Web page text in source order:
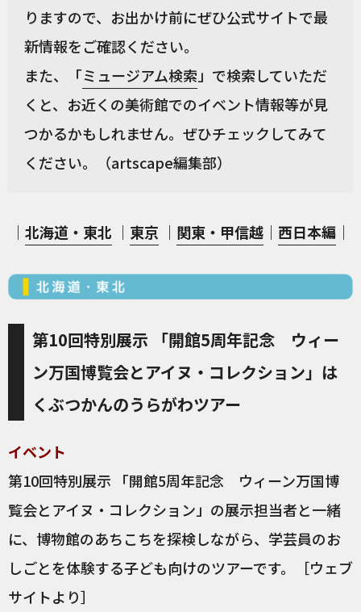
りますので、お出かけ前にぜひ公式サイトで最
新情報をご確認ください。
また、「ミュージアム検索」で検索していただ
くと、お近くの美術館でのイベント情報等が見
つかるかもしれません。ぜひチェックしてみて
ください。（artscape編集部）
｜ 北海道・東北 ｜ 東京 ｜ 関東・甲信越 ｜ 西日本編 ｜
第10回特別展示 「開館5周年記念 ウィー
ン万国博覧会とアイヌ・コレクション」は
くぶつかんのうらがわツアー
イベント
第10回特別展示 「開館5周年記念 ウィーン万国博
覧会とアイヌ・コレクション」の展示担当者と一緒
に、博物館のあちこちを探検しながら、学芸員のお
しごとを体験する子ども向けのツアーです。［ウェブ
サイトより］